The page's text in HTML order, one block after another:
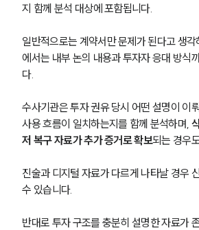
지 함께 분석 대상에 포함됩니다.
일반적으로는 계약서만 문제가 된다고 생
에서는 내부 논의 내용과 투자자 응대 방식
다.
수사기관은 투자 권유 당시 어떤 설명이 이
사용 흐름이 일치하는지를 함께 분석하며,
저 복구 자료가 추가 증거로 확보되는 경우
진술과 디지털 자료가 다르게 나타날 경우
수 있습니다.
반대로 투자 구조를 충분히 설명한 자료가